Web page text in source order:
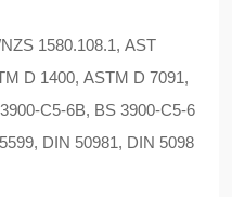
1580.108.1, AST
D 1400, ASTM D 7091,
C5-6B, BS 3900-C5-6
DIN 50981, DIN 5098